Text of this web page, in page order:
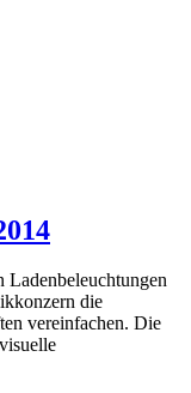
Ladenbeleuchtungen
die
vereinfachen. Die